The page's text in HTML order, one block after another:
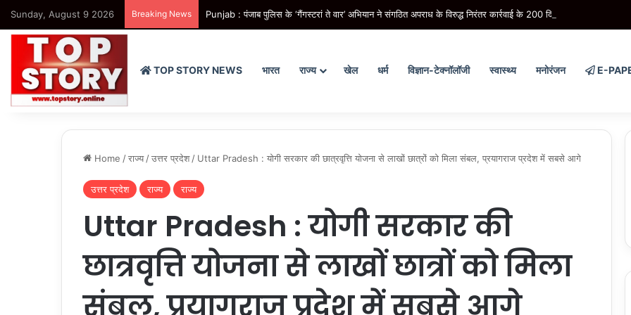
Sunday, August 9 2026 Breaking News Punjab : पंजाब पुलिस के ‘गैंगस्टरां ते वार’ अभियान ने संगठित अपराध के विरुद्ध निरंतर कार्रवाई के 200 दिन पूरे किए
TOP STORY NEWS भारत राज्य खेल धर्म विज्ञान-टेक्नॉलॉजी स्वास्थ्य मनोरंजन E-
Home /राज्य /उत्तर प्रदेश / Uttar Pradesh : योगी सरकार की छात्रवृत्ति योजना से लाखों छात्रों को मिला संबल, प्रयागराज प्रदेश में सबसे आगे
उत्तर प्रदेश राज्य राज्य
Uttar Pradesh : योगी सरकार की
छात्रवृत्ति योजना से लाखों छात्रों को मिला
संबल, प्रयागराज प्रदेश में सबसे आगे